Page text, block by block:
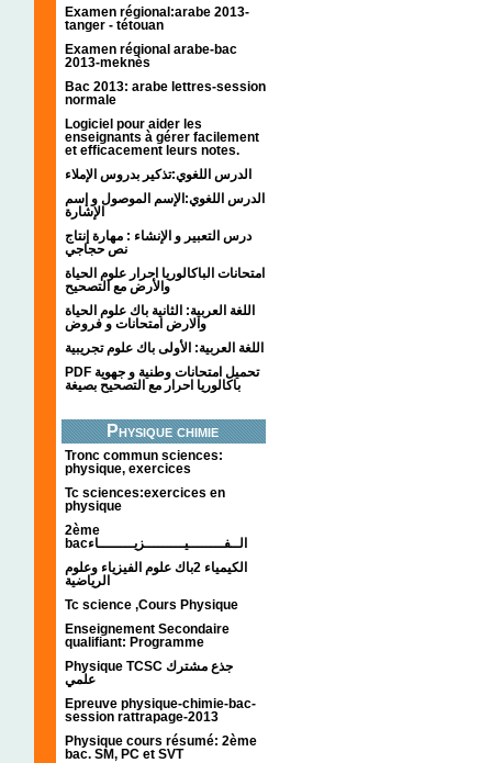
Examen régional:arabe 2013-
tanger - tétouan
Examen régional arabe-bac
2013-meknès
Bac 2013: arabe lettres-session
normale
Logiciel pour aider les
enseignants à gérer facilement
et efficacement leurs notes.
الدرس اللغوي:تذكير بدروس الإملاء
الدرس اللغوي:الإسم الموصول و إسم
الإشارة
درس التعبير و الإنشاء : مهارة إنتاج
نص حجاجي
امتحانات الباكالوريا احرار علوم الحياة
والأرض مع التصحيح
اللغة العربية: الثانية باك علوم الحياة
والارض امتحانات و فروض
اللغة العربية: الأولى باك علوم تجريبية
PDF تحميل امتحانات وطنية و جهوية
باكالوريا احرار مع التصحيح بصيغة
Physique chimie
Tronc commun sciences:
physique, exercices
Tc sciences:exercices en
physique
2ème
bacالــفــــــــيـــــــــزيــــــــاء
الكيمياء 2باك علوم الفيزياء وعلوم
الرياضية
Tc science ,Cours Physique
Enseignement Secondaire
qualifiant: Programme
Physique TCSC جذع مشترك
علمي
Epreuve physique-chimie-bac-
session rattrapage-2013
Physique cours résumé: 2ème
bac. SM, PC et SVT